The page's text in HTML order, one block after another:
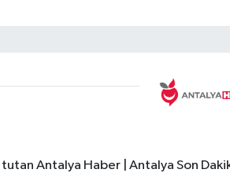
Antalya Haber | Antalya Son